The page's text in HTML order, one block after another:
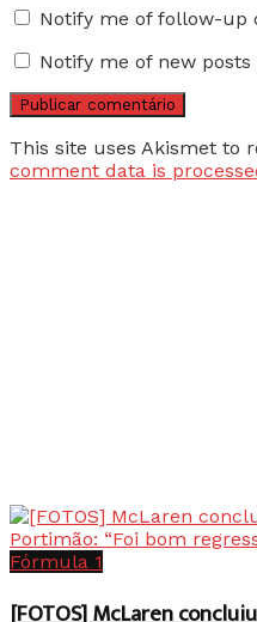
Notify me of follow-up
Notify me of new posts
This site uses Akismet to
comment data is
Fórmula 1
[FOTOS] McLaren